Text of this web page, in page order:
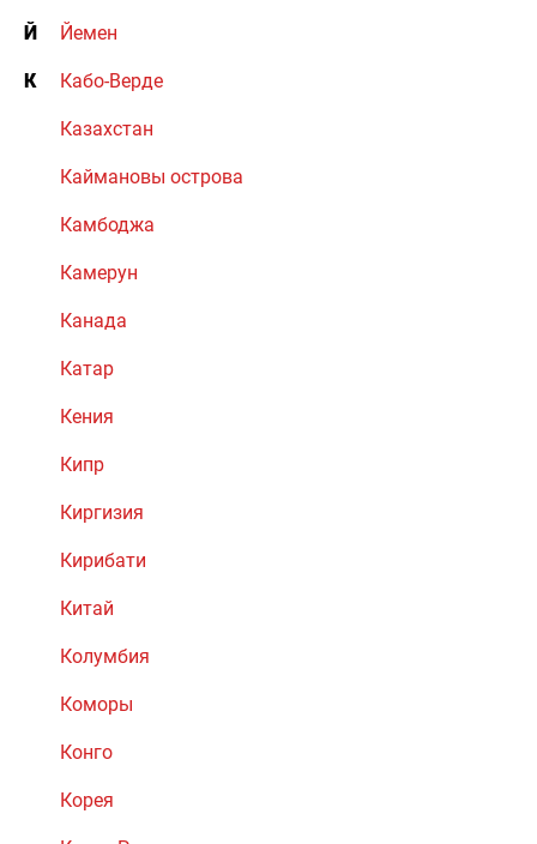
Й Йемен
К Кабо-Верде
Казахстан
Каймановы острова
Камбоджа
Камерун
Канада
Катар
Кения
Кипр
Киргизия
Кирибати
Китай
Колумбия
Коморы
Конго
Корея